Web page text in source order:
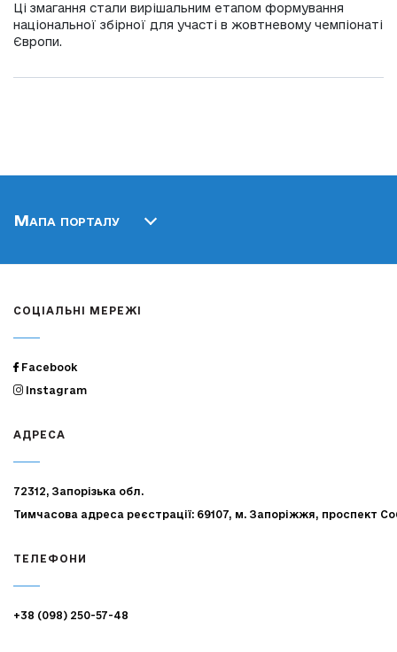
Ці змагання стали вирішальним етапом формування
національної збірної для участі в жовтневому чемпіонаті
Європи.
Мапа порталу
СОЦІАЛЬНІ МЕРЕЖІ
Facebook
Instagram
АДРЕСА
72312, Запорізька обл.
Тимчасова адреса реєстрації: 69107, м. Запоріжжя, проспект
ТЕЛЕФОНИ
+38 (098) 250-57-48